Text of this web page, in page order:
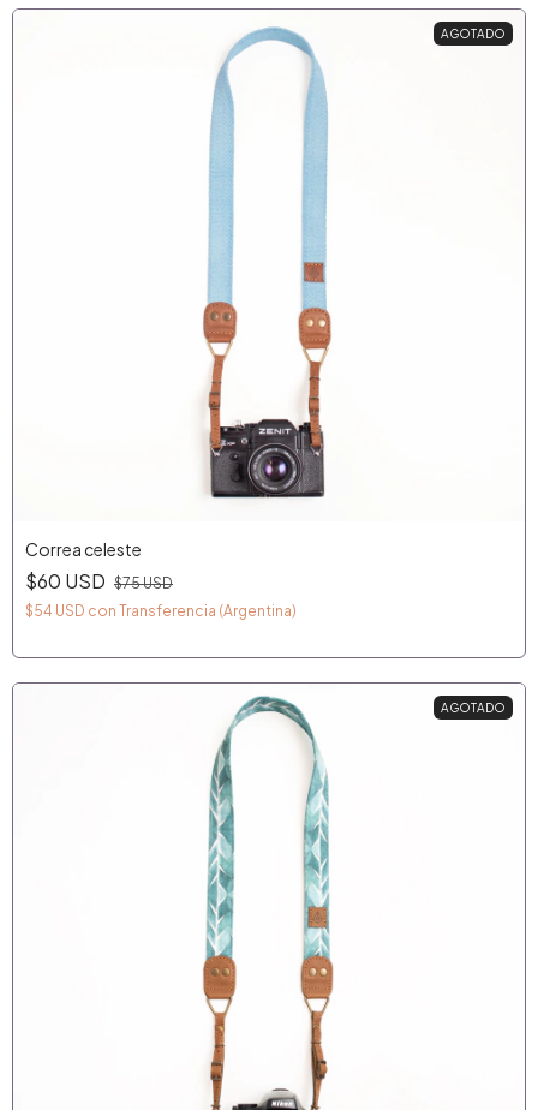
AGOTADO
Correa celeste
$60 USD $75 USD
$54 USD con Transferencia (Argentina)
AGOTADO